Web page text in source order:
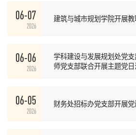
06-07
2026
建筑与城市规划学院开展教
06-06
2026
学科建设与发展规划处党
师党支部联合开展主题党
06-05
2026
财务处招标办党支部开展